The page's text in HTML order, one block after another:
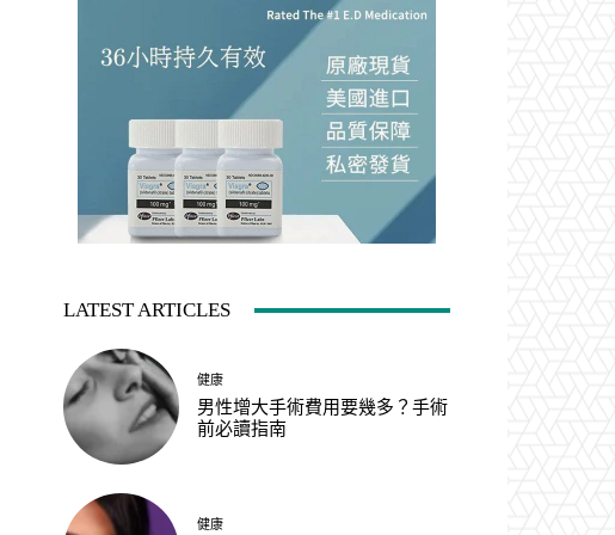
LATEST ARTICLES
健康
男性增大手術費用要幾多？手術
前必讀指南
健康